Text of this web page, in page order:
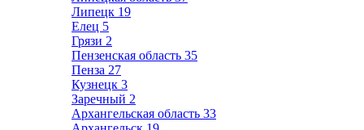
Липецк 19
Елец 5
Грязи 2
Пензенская область 35
Пенза 27
Кузнецк 3
Заречный 2
Архангельская область 33